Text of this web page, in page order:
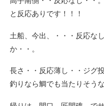
と反応ありです！！！
土船、今出、・・・反応な
か・・。
長さ・・反応薄し・・ジグ
釣りなら鯛でも当たりそう